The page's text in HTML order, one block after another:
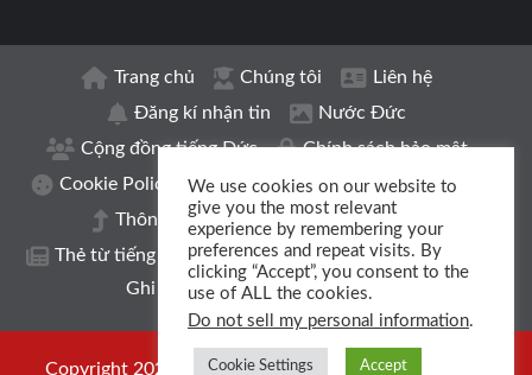
Trang chủ Chúng tôi
Liên hệ
Đăng kí nhận tin
Nước Đức
Cộng đồng tiếng Đức
Chính sách bảo mật
Cookie Policy
Thông tin xuất bản | Impressum
Thông báo nâng cấp
Sổ từ vựng
Thẻ từ tiếng Đức
Mạng tiếng Đức
Nhóm
Ghi danh
Podcast Đăng kí học
Copyright 2024 © CLB Tiếng Đức Việt Đức. All rights
We use cookies on our website to
give you the most relevant
experience by remembering your
preferences and repeat visits. By
clicking “Accept”, you consent to the
use of ALL the cookies.
Do not sell my personal information.
Cookie Settings Accept